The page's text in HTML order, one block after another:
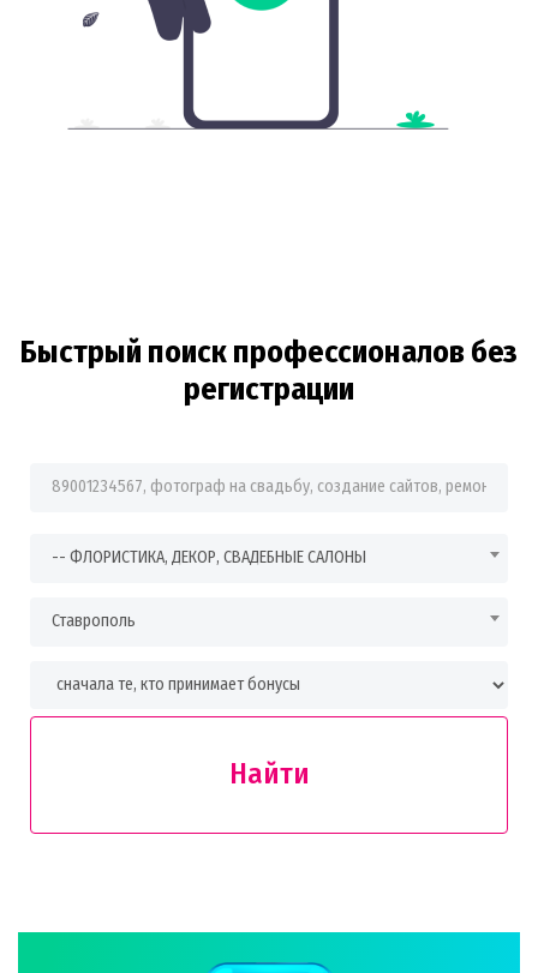
Быстрый поиск профессионалов без
регистрации
Фраза для поиска
-- ФЛОРИСТИКА, ДЕКОР, СВАДЕБНЫЕ САЛОНЫ
Ставрополь
Найти